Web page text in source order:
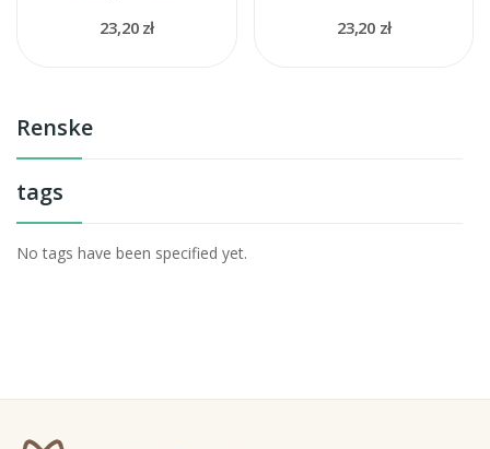
Renske
tags
No tags have been specified yet.
23,20 zł 23,20 zł